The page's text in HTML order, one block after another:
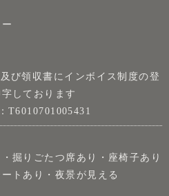
び領収書にインボイス制度の登
しております
T6010701005431
掘りごたつ席あり・座椅子あり
トあり・夜景が見える